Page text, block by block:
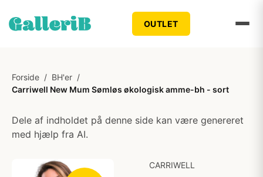
OUTLET
Forside / BH'er /
Carriwell New Mum Sømløs økologisk amme-bh - sort
Dele af indholdet på denne side kan være genereret
med hjælp fra AI.
CARRIWELL